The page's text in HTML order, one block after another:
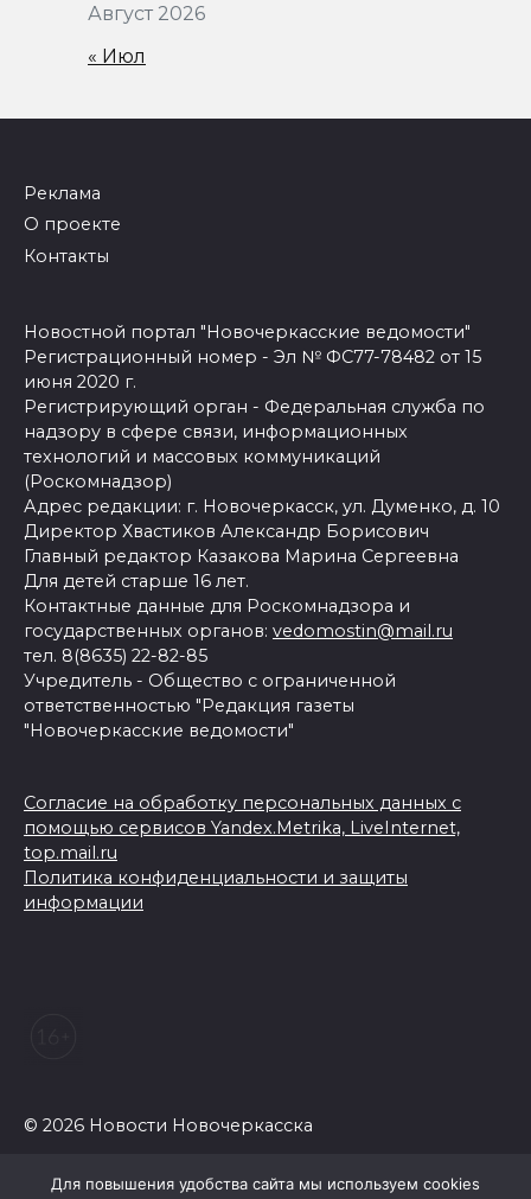
Август 2026
« Июл
Реклама
О проекте
Контакты
Новостной портал "Новочеркасские ведомости"
Регистрационный номер - Эл № ФС77-78482 от 15
июня 2020 г.
Регистрирующий орган - Федеральная служба по
надзору в сфере связи, информационных
технологий и массовых коммуникаций
(Роскомнадзор)
Адрес редакции: г. Новочеркасск, ул. Думенко, д. 10
Директор Хвастиков Александр Борисович
Главный редактор Казакова Марина Сергеевна
Для детей старше 16 лет.
Контактные данные для Роскомнадзора и
государственных органов: vedomostin@mail.ru
тел. 8(8635) 22-82-85
Учредитель - Общество с ограниченной
ответственностью "Редакция газеты
"Новочеркасские ведомости"
Согласие на обработку персональных данных с
помощью сервисов Yandex.Metrika, LiveInternet,
top.mail.ru
Политика конфиденциальности и защиты
информации
© 2026 Новости Новочеркасска
Для повышения удобства сайта мы используем cookies